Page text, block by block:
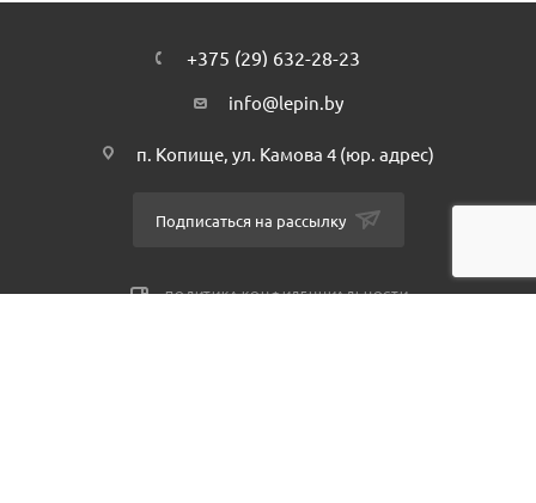
+375 (29) 632-28-23
info@lepin.by
п. Копище, ул. Камова 4 (юр. адрес)
Подписаться на рассылку
ПОЛИТИКА КОНФИДЕНЦИАЛЬНОСТИ